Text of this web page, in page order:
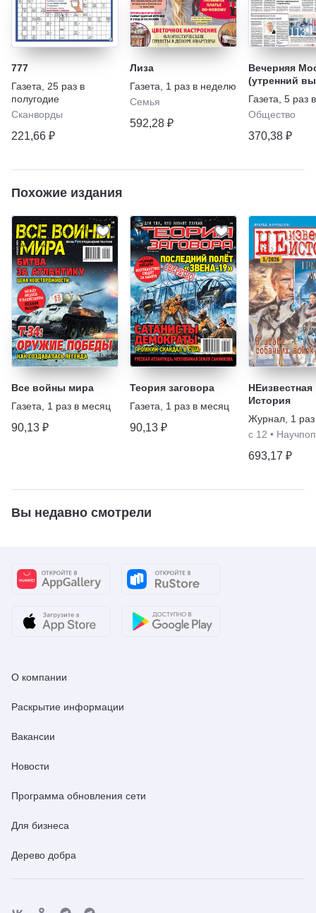
777
Газета
25 раз в
полугодие
Сканворды
221,66 ₽
Лиза
Газета
1 раз в неделю
Семья
592,28 ₽
Вечерняя
(утренний
Газета 5 раз
Общество
370,38 ₽
Похожие издания
Все войны мира
Газета
1 раз в месяц
90,13 ₽
Теория заговора
Газета
1 раз в месяц
90,13 ₽
НЕизвестная
История
Журнал 1
с 12 • Научпоп
693,17 ₽
Вы недавно смотрели
О компании
Раскрытие информации
Вакансии
Новости
Программа обновления сети
Для бизнеса
Дерево добра